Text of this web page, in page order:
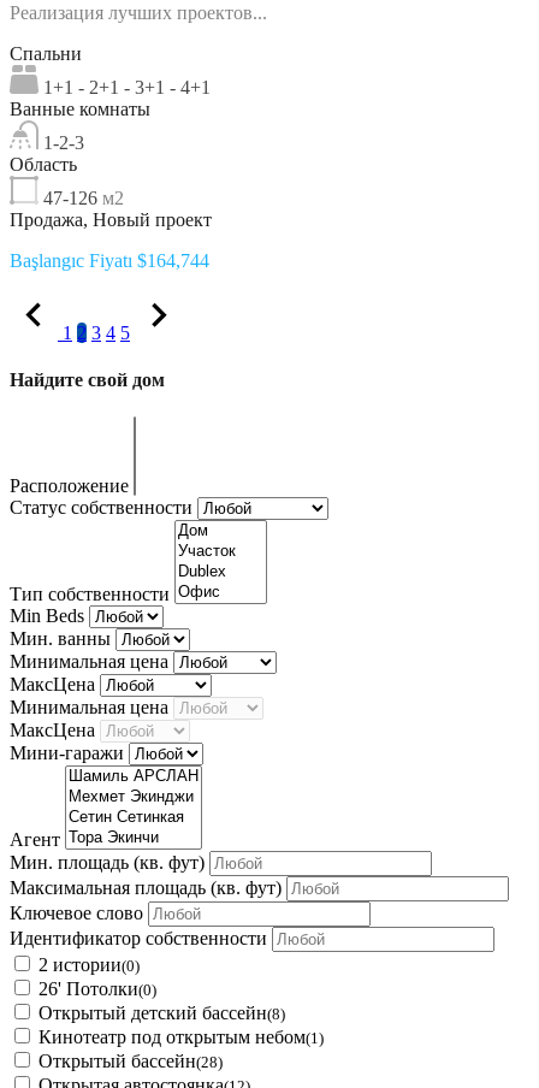
Реализация лучших проектов...
Спальни
1+1 - 2+1 - 3+1 - 4+1
Ванные комнаты
1-2-3
Область
47-126 м2
Продажа, Новый проект
Başlangıc Fiyatı $164,744
1 2 3 4 5
Найдите свой дом
Расположение
Статус собственности
Тип собственности
Min Beds
Мин. ванны
Минимальная цена
МаксЦена
Минимальная цена
МаксЦена
Мини-гаражи
Агент
Мин. площадь (кв. фут)
Максимальная площадь (кв. фут)
Ключевое слово
Идентификатор собственности
2 истории(0)
26' Потолки(0)
Открытый детский бассейн(8)
Кинотеатр под открытым небом(1)
Открытый бассейн(28)